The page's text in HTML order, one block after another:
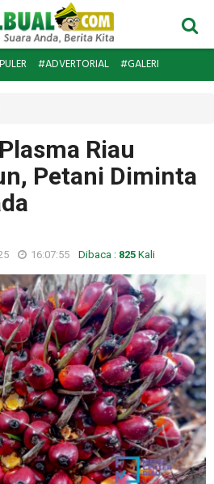
#ADVERTORIAL #GALERI
Riau
Petani Diminta
16:07:55 Dibaca : 825 Kali